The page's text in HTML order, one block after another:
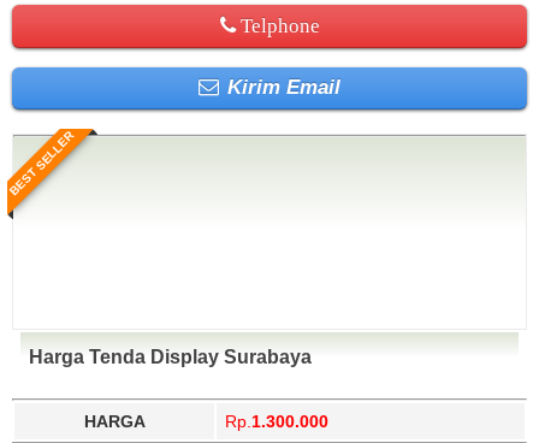
Telphone
Kirim Email
BEST SELLER
Harga Tenda Display Surabaya
HARGA Rp. 1.300.000